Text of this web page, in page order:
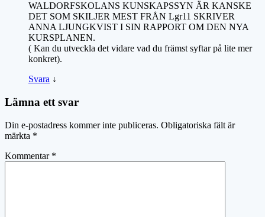
WALDORFSKOLANS KUNSKAPSSYN ÄR KANSKE
DET SOM SKILJER MEST FRÅN Lgr11 SKRIVER
ANNA LJUNGKVIST I SIN RAPPORT OM DEN NYA
KURSPLANEN.
( Kan du utveckla det vidare vad du främst syftar på lite mer
konkret).
Svara ↓
Lämna ett svar
Din e-postadress kommer inte publiceras. Obligatoriska fält är
märkta *
Kommentar *